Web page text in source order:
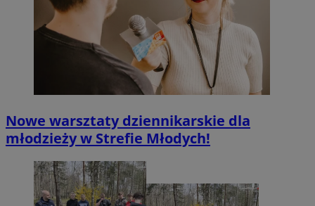
Nowe warsztaty dziennikarskie dla
młodzieży w Strefie Młodych!